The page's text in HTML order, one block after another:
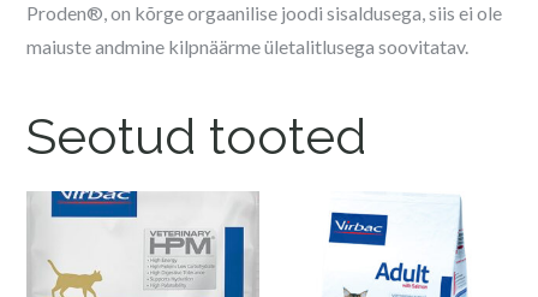
Proden®, on kõrge orgaanilise joodi sisaldusega, siis ei ole
maiuste andmine kilpnäärme ületalitlusega soovitatav.
Seotud tooted